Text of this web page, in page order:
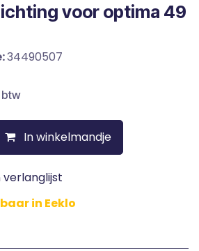
voor optima 49
34490507
btw
In winkelmandje
verlanglijst
in Eeklo